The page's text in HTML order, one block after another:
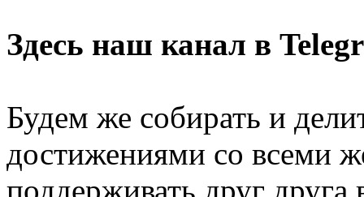
Здесь наш канал в
Будем же собирать и
достижениями со всеми
поддерживать друг